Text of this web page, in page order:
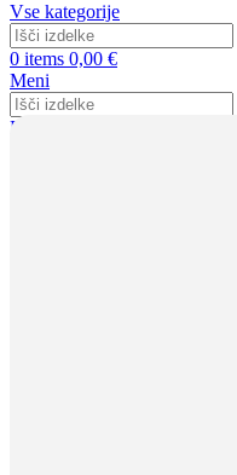
Vse kategorije
0 items 0,00 €
Meni
Prijava / Registracija